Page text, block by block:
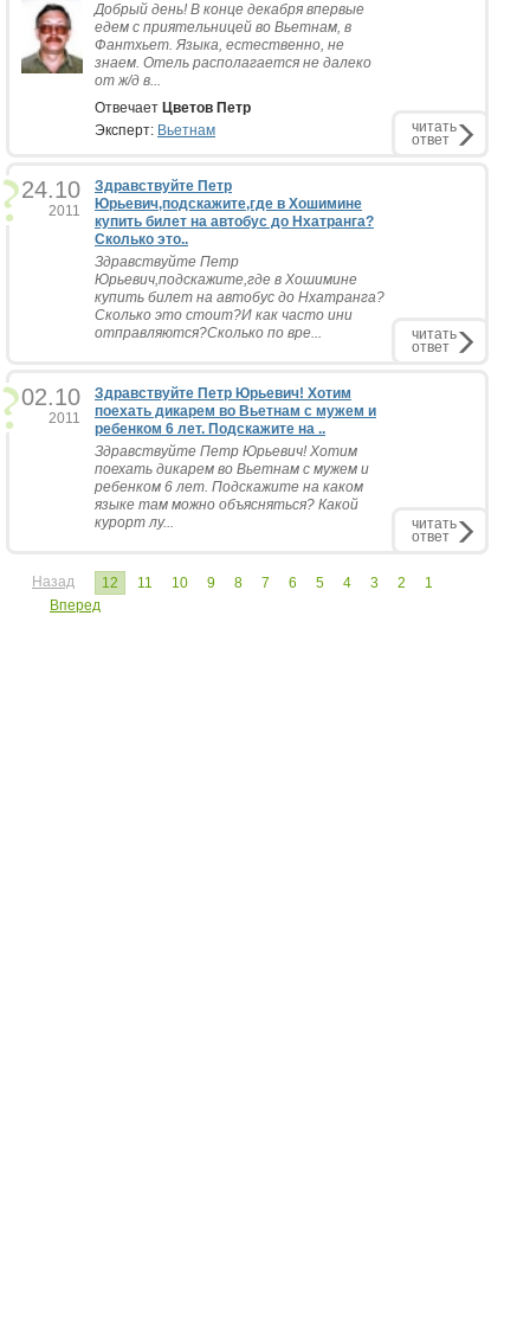
Добрый день! В конце декабря впервые
едем с приятельницей во Вьетнам, в
Фантхьет. Языка, естественно, не
знаем. Отель располагается не далеко
от ж/д в...
Отвечает Цветов Петр
Эксперт: Вьетнам читать
ответ
24.10
2011
Здравствуйте Петр
Юрьевич,подскажите,где в Хошимине
купить билет на автобус до Нхатранга?
Сколько это..
Здравствуйте Петр
Юрьевич,подскажите,где в Хошимине
купить билет на автобус до Нхатранга?
Сколько это стоит?И как часто ини
отправляются?Сколько по вре...
читать
ответ
02.10
2011
Здравствуйте Петр Юрьевич! Хотим
поехать дикарем во Вьетнам с мужем и
ребенком 6 лет. Подскажите на ..
Здравствуйте Петр Юрьевич! Хотим
поехать дикарем во Вьетнам с мужем и
ребенком 6 лет. Подскажите на каком
языке там можно объясняться? Какой
курорт лу...
читать
ответ
Назад 12 11 10 9 8 7 6 5 4 3 2
1
Вперед